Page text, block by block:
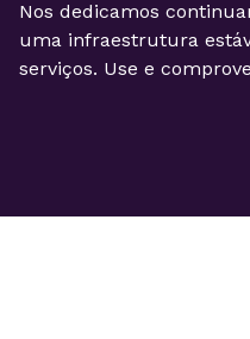
Nos dedicamos
uma infraestrutura
serviços. Use e